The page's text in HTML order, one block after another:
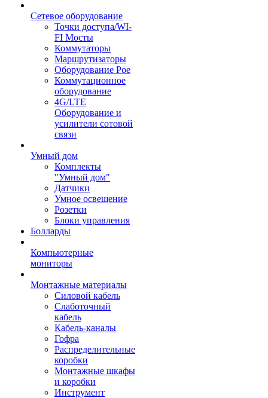
Сетевое оборудование
Точки доступа/WI-
FI Мосты
Коммутаторы
Маршрутизаторы
Оборудование Poe
Коммутационное
оборудование
4G/LTE
Оборудование и
усилители сотовой
связи
Умный дом
Комплекты
"Умный дом"
Датчики
Умное освещение
Розетки
Блоки управления
Болларды
Компьютерные
мониторы
Монтажные материалы
Силовой кабель
Слаботочный
кабель
Кабель-каналы
Гофра
Распределительные
коробки
Монтажные шкафы
и коробки
Инструмент